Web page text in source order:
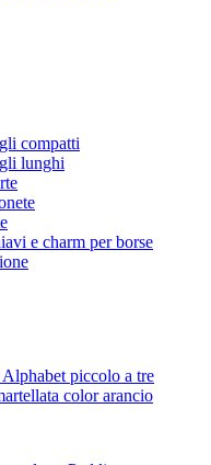
compatti
lunghi
e charm per borse